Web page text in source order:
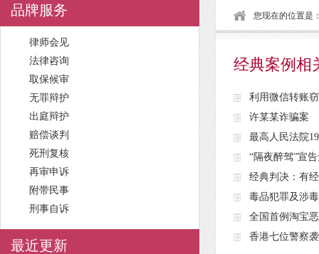
品牌服务
律师会见
法律咨询
取保候审
无罪辩护
出庭辩护
赔偿谈判
死刑复核
再审申诉
附带民事
刑事自诉
最近更新
您现在的位置是
经典案例相
利用微信转账
许某某诈骗案
最高人民法院
“隔夜醉驾”宣
经典判决：有
毒品犯罪及涉
全国首例淘宝
香港七位警察